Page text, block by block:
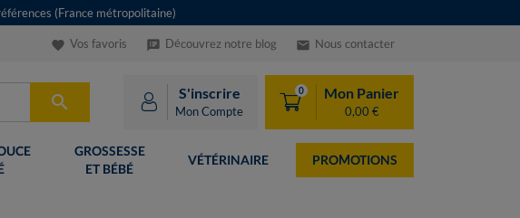
(France métropolitaine)
favorite Vos favoris speaker_notes Découvrez notre blog email Nous contacter
 S'inscrire
Mon Compte
0 Mon Panier
0,00 €
GROSSESSE
ET BÉBÉ
VÉTÉRINAIRE PROMOTIONS